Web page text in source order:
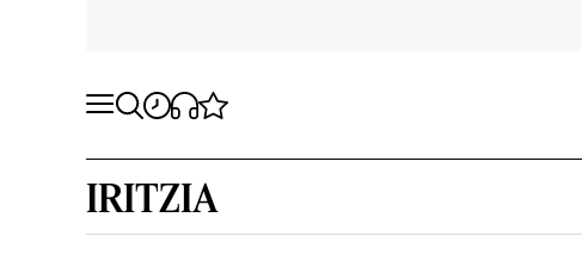
IRITZIA